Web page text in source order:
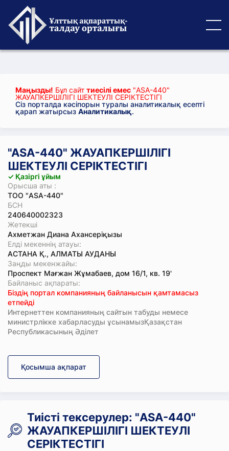
Маңызды! Бұл сайт тиесілі емес "ASA-440"
ЖАУАПКЕРШІЛІГІ ШЕКТЕУЛІ СЕРІКТЕСТІГІ
Сіз порталда кәсіпорын туралы аналитикалық есепті
қарап жатырсыз Аналитикалық.
"ASA-440" ЖАУАПКЕРШІЛІГІ
ШЕКТЕУЛІ СЕРІКТЕСТІГІ
✓ Қазіргі ұйым
Орысша аты :
ТОО "ASA-440"
БСН
240640002323
Жетекші
Ахметжан Диана Ахансеріқызы
Елді мекеннің атауы:
АСТАНА Қ., АЛМАТЫ АУДАНЫ
Заңды мекенжайы:
Проспект Мағжан Жұмабаев, дом 16/1, кв. 19'
Байланыс ақпараты:
Біздің портал компанияның байланысын қамтамасыз
етпейді
Интернеттен компанияның сайтын табуды немесе
министрлікке хабарласуды ұсынамызҚазақстан
Республикасының Әділет
Қосымша ақпарат
Тиісті тексерулер: "ASA-440"
ЖАУАПКЕРШІЛІГІ ШЕКТЕУЛІ
СЕРІКТЕСТІГІ